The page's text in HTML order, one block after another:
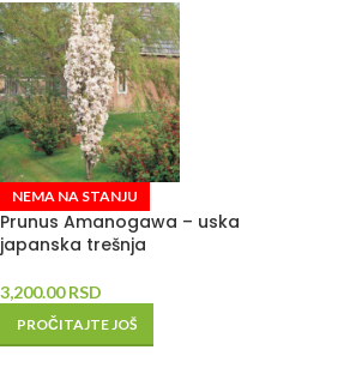
NEMA NA STANJU
Prunus Amanogawa – uska
japanska trešnja
3,200.00RSD
PROČITAJTE JOŠ